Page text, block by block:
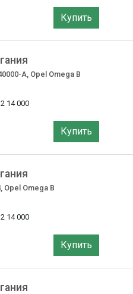
Купить
A, Opel Omega B
14 000
Купить
Opel Omega B
14 000
Купить